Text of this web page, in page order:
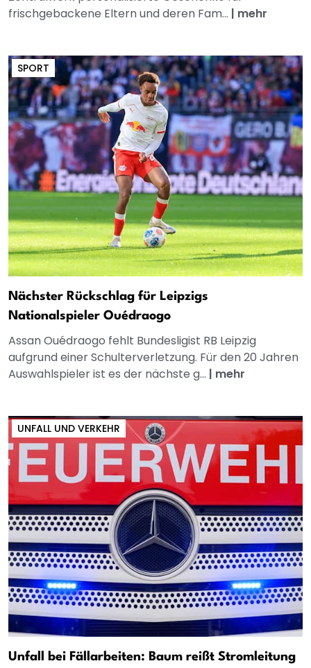
frischgebackene Eltern und deren Fam... | mehr
SPORT
Nächster Rückschlag für Leipzigs
Nationalspieler Ouédraogo
Assan Ouédraogo fehlt Bundesligist RB Leipzig
aufgrund einer Schulterverletzung. Für den 20 Jahren
Auswahlspieler ist es der nächste g... | mehr
UNFALL UND VERKEHR
Unfall bei Fällarbeiten: Baum reißt Stromleitung